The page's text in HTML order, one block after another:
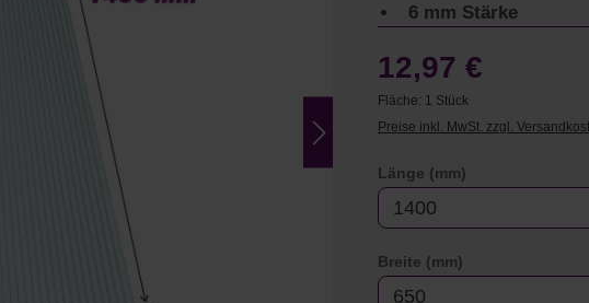
6 mm Stärke
12,97 €
Fläche: 1 Stück
Preise inkl. MwSt. zzgl.
Länge (mm)
Breite (mm)